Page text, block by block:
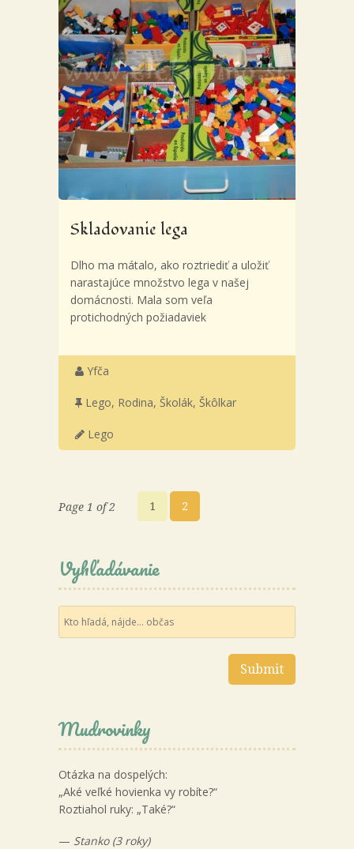
Skladovanie lega
Dlho ma mátalo, ako roztriediť a uložiť
narastajúce množstvo lega v našej
domácnosti. Mala som veľa
protichodných požiadaviek
Yfča
Lego, Rodina, Školák, Škôlkar
Lego
Page 1 of 2 1 2
Vyhľadávanie
Mudrovinky
Otázka na dospelých:
„Aké veľké hovienka vy robíte?“
Roztiahol ruky: „Také?“
— Stanko (3 roky)